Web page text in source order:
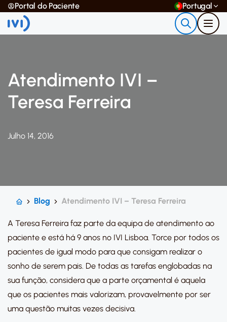
Portal do Paciente Portugal
Atendimento IVI –
Teresa Ferreira
Julho 14, 2016
Blog Atendimento IVI – Teresa Ferreira
A Teresa Ferreira faz parte da equipa de atendimento ao
paciente e está há 9 anos no IVI Lisboa. Torce por todos os
pacientes de igual modo para que consigam realizar o
sonho de serem pais. De todas as tarefas englobadas na
sua função, considera que a parte orçamental é aquela
que os pacientes mais valorizam, provavelmente por ser
uma questão muitas vezes decisiva.